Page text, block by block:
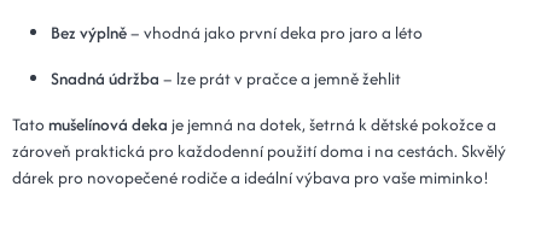
Bez výplně– vhodná jako první deka pro jaro a léto
Snadná údržba – lze prát v pračce a jemně žehlit
Tato mušelínová deka je jemná na dotek, šetrná k dětské pokožce a
zároveň praktická pro každodenní použití doma i na cestách. Skvělý
dárek pro novopečené rodiče a ideální výbava pro vaše miminko!